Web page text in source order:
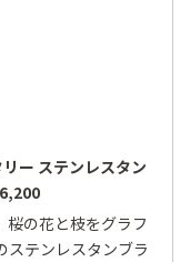
リー ステンレスタン
の花と枝をグラフ
ステンレスタンブラ